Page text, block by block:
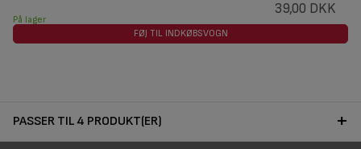
39,00 DKK
På lager
FØJ TIL INDKØBSVOGN
PASSER TIL 4 PRODUKT(ER)